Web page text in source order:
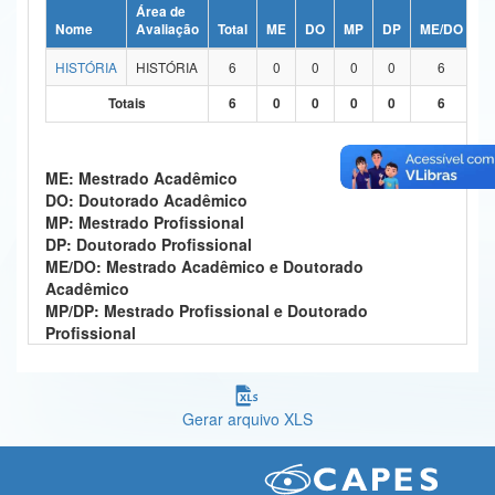
Ministério da Ciência, Tecnologia, Inovações e Comunicações
Ministério do Meio Ambiente
Controladoria-Geral da União
Ministério da Mulher, da Família e dos Direitos Humanos
Secretaria-Geral
Secretaria de Governo
Nome
Área de
Avaliação
Total ME DO MP DP ME/DO
HISTÓRIA
HISTÓRIA 6 0 0 0 0
6
Totais
6 0 0 0 0 6
ME: Mestrado Acadêmico
DO: Doutorado Acadêmico
MP: Mestrado Profissional
DP: Doutorado Profissional
ME/DO: Mestrado Acadêmico e Doutorado
Acadêmico
MP/DP: Mestrado Profissional e Doutorado
Profissional
Gerar arquivo XLS